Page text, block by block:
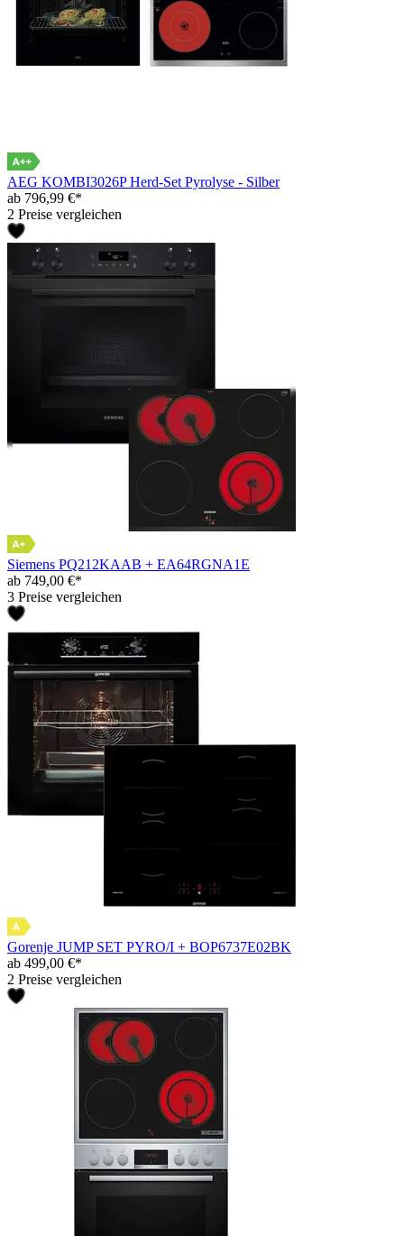
AEG KOMBI3026P Herd-Set Pyrolyse - Silber
ab 796,99 €*
2 Preise vergleichen
Siemens PQ212KAAB + EA64RGNA1E
ab 749,00 €*
3 Preise vergleichen
Gorenje JUMP SET PYRO/I + BOP6737E02BK
ab 499,00 €*
2 Preise vergleichen